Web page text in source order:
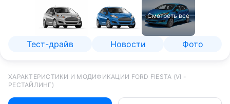
Смотреть все
Тест-драйв Новости Фото
ХАРАКТЕРИСТИКИ И МОДИФИКАЦИИ FORD FIESTA (VI -
РЕСТАЙЛИНГ)